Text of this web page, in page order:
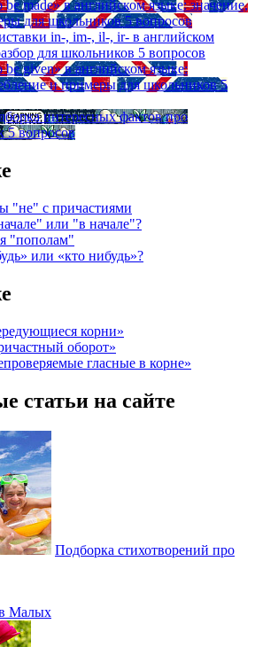
be made» в английском языке: значение,
для школьников 5 вопросов
in-, im-, il-, ir- в английском
для школьников 5 вопросов
be given» в английском языке:
и примеры для школьников 5
интересных фактов про
5 вопросов
"не" с причастиями
или "в начале"?
"пополам"
или «кто нибудь»?
корни»
оборот»
гласные в корне»
статьи на сайте
Подборка стихотворений про
Малых